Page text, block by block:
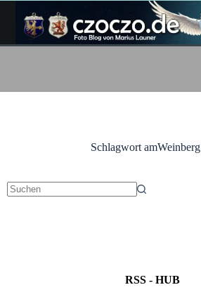
Inhalt
springen
Schlagwort amWeinberg
RSS - HUB